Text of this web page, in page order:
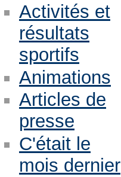
Activités et
résultats
sportifs
Animations
Articles de
presse
C'était le
mois dernier